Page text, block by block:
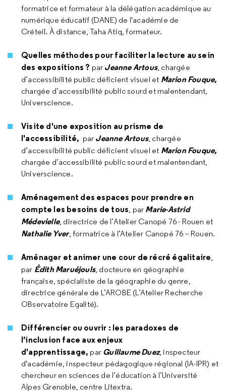
formatrice et formateur à la délégation académique au
numérique éducatif (DANE) de l'académie de
Créteil. À distance, Taha Atiq, formateur.
Quelles méthodes pour faciliter la lecture au sein
des expositions ? par Jeanne Artous, chargée
d’accessibilité public déficient visuel et Marion Fouque,
chargée d’accessibilité public sourd et malentendant,
Universcience.
Visite d'une exposition au prisme de
l'accessibilité, par Jeanne Artous, chargée
d’accessibilité public déficient visuel et Marion Fouque,
chargée d’accessibilité public sourd et malentendant,
Universcience.
Aménagement des espaces pour prendre en
compte les besoins de tous, par Marie-Astrid
Médevielle, directrice de l’Atelier Canopé 76 - Rouen et
Nathalie Yver, formatrice à l’Atelier Canopé 76 – Rouen.
Aménager et animer une cour de récré égalitaire,
par Édith Maruéjouls, docteure en géographie
française, spécialiste de la géographie du genre,
directrice générale de L’AROBE (L’Atelier Recherche
OBservatoire Egalité).
Différencier ou ouvrir : les paradoxes de
l’inclusion face aux enjeux
d'apprentissage, par Guillaume Duez, inspecteur
d'académie, inspecteur pédagogique régional (lA-IPR) et
chercheur en sciences de l’éducation à l’Université
Alpes Grenoble, centre Litextra.